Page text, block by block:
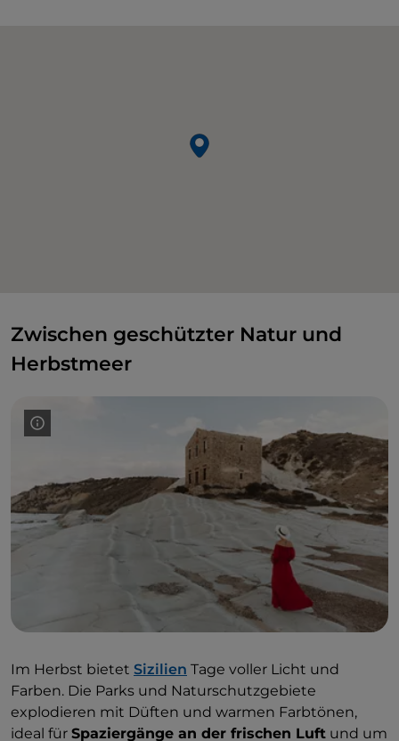
Zwischen geschützter Natur und
Herbstmeer
Im Herbst bietet Sizilien Tage voller Licht und
Farben. Die Parks und Naturschutzgebiete
explodieren mit Düften und warmen Farbtönen,
ideal für Spaziergänge an der frischen Luft und um